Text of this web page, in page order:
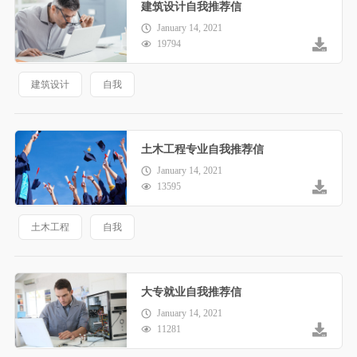
建筑设计自我推荐信
January 14, 2021
19794
建筑设计 自我
土木工程专业自我推荐信
January 14, 2021
13595
土木工程 自我
大专就业自我推荐信
January 14, 2021
11281